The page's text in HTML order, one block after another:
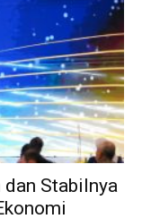
dan Stabilnya